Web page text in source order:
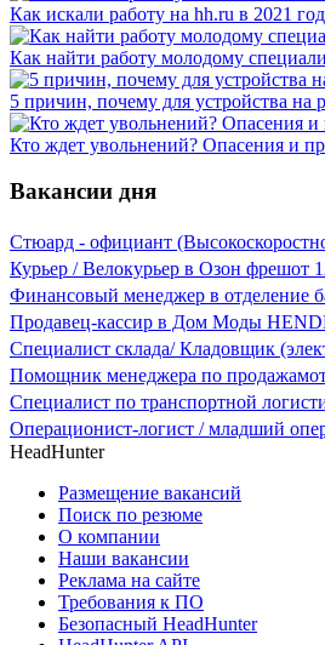
Как искали работу на hh.ru в 2021
Как найти работу молодому
5 причин, почему для устройства на
Кто ждет увольнений? Опасения и
Вакансии дня
Стюард - официант
Курьер / Велокурьер в Озон фрешот
Финансовый менеджер в отделение
Продавец-кассир в Дом Моды
Специалист склада/ Кладовщик
Помощник менеджера по продажам
Специалист по транспортной
Операционист-логист / младший
HeadHunter
Размещение вакансий
Поиск по резюме
О компании
Наши вакансии
Реклама на сайте
Требования к ПО
Безопасный HeadHunter